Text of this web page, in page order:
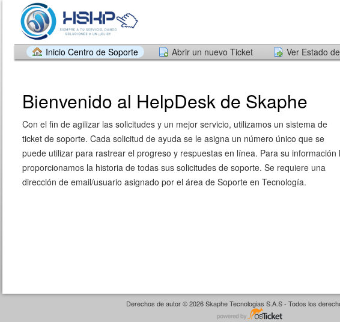
Inicio Centro de Soporte Abrir un nuevo Ticket Ver Estado
Bienvenido al HelpDesk de Skaphe
Con el fin de agilizar las solicitudes y un mejor servicio, utilizamos un sistema de
ticket de soporte. Cada solicitud de ayuda se le asigna un número único que se
puede utilizar para rastrear el progreso y respuestas en línea. Para su información
proporcionamos la historia de todas sus solicitudes de soporte. Se requiere una
dirección de email/usuario asignado por el área de Soporte en Tecnología.
Derechos de autor © 2026 Skaphe Tecnologias S.A.S - Todos los